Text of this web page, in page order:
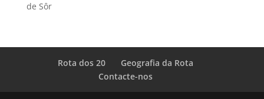
de Sôr
Rota dos 20
Geografia da Rota
Contacte-nos